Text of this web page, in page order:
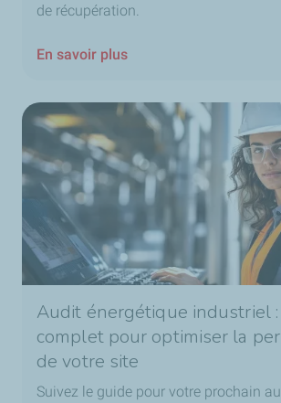
de récupération.
En savoir plus
Audit énergétique industriel
complet pour optimiser la
de votre site
Suivez le guide pour votre prochain